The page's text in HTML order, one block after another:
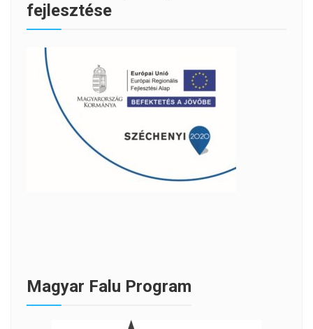
fejlesztése
Magyar Falu Program